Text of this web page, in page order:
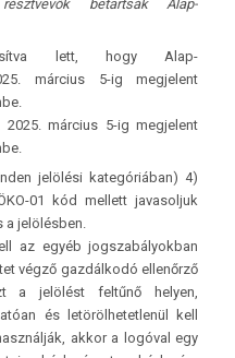
betartsák Alap-
lett, hogy Alap-
március 5-ig megjelent
2025. március 5-ig megjelent
jelölési kategóriában) 4)
01 kód mellett javasoljuk
a jelölésben.
az egyéb jogszabályokban
végző gazdálkodó ellenőrző
a jelölést feltűnő helyen,
és letörölhetetlenül kell
akkor a logóval egy